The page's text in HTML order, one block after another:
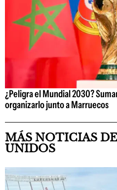
¿Peligra el Mundial 2030?
organizarlo junto a Marruecos
MÁS NOTICIAS
UNIDOS